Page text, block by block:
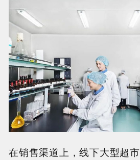
在销售渠道上，线下大型超